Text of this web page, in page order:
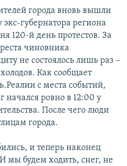
города вновь вышли
губернатора региона
120-й день протестов. За
чиновника
не состоялось лишь раз –
Как сообщает
с места событий,
ровно в 12:00 у
После чего люди
города.
и теперь наконец
мы будем ходить, снег, не